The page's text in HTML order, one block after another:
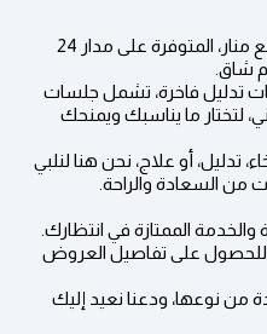
✅ استمتع بجلسات مميزة ومريحة مع منار، المتوفرة على مدار 24
شاق.
تدليل فاخرة، تشمل جلسات
لتختار ما يناسبك ويمنحك
أو علاج، نحن هنا لنلبي
من السعادة والراحة.
الممتازة في انتظارك.
للحصول على تفاصيل العروض
من نوعها، ودعنا نعيد إليك